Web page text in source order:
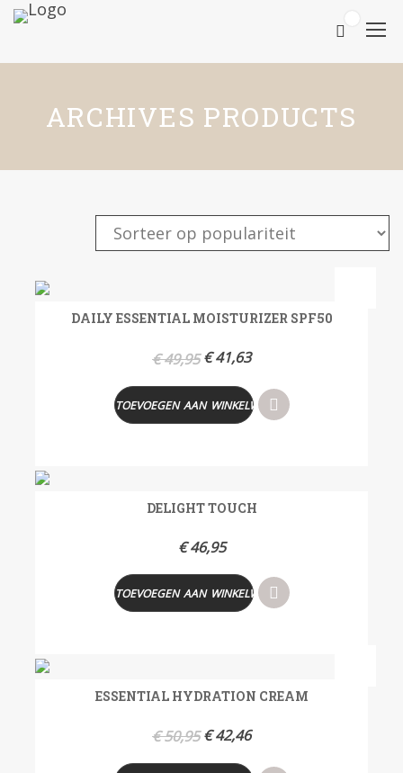
ARCHIVES PRODUCTS
DAILY ESSENTIAL MOISTURIZER SPF50
€49,95 €41,63
TOEVOEGEN AAN WINKELWAGEN
DELIGHT TOUCH
€46,95
TOEVOEGEN AAN WINKELWAGEN
ESSENTIAL HYDRATION CREAM
€50,95 €42,46